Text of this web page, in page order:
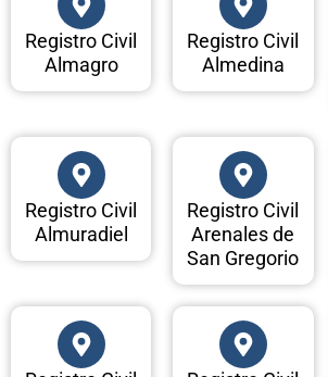
Registro Civil
Almagro
Registro Civil
Almedina
Registro Civil
Almuradiel
Registro Civil
Arenales de
San Gregorio